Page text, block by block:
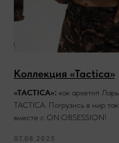
Коллекция «Tactica»
«TACTICA»: как архетип
TACTICA. Погрузись в мир
вместе с ON.OBSESSION!
07.08.2025